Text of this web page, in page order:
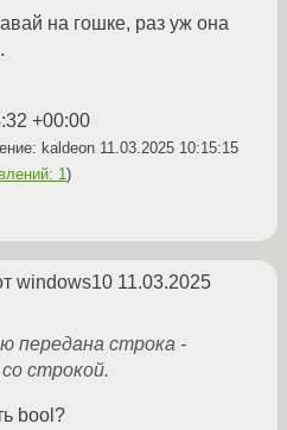
на гошке, раз уж она
+00:00
kaldeon 11.03.2025 10:15:15
1 )
windows10 11.03.2025
передана строка -
строкой.
bool?